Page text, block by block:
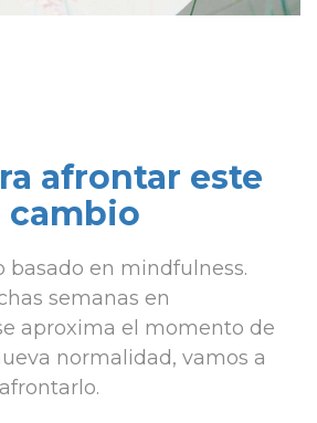
afrontar este
cambio
basado en mindfulness.
semanas en
aproxima el momento de
normalidad, vamos a